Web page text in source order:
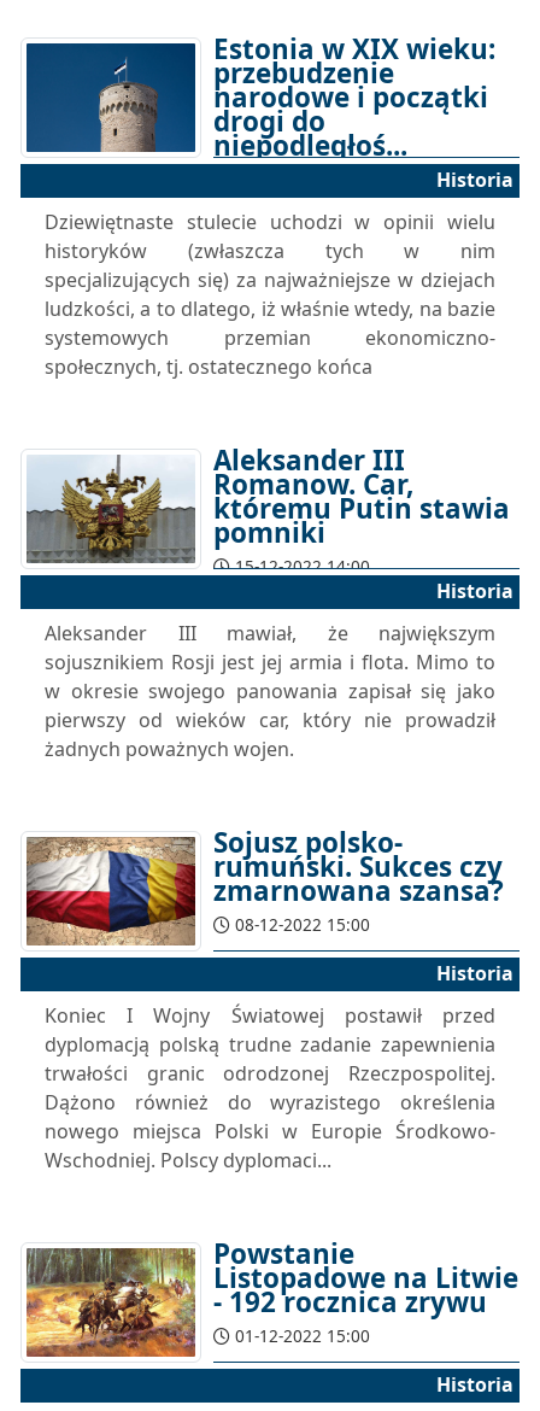
Estonia w XIX wieku:
przebudzenie
narodowe i początki
drogi do
niepodległoś...
Historia
Dziewiętnaste stulecie uchodzi w opinii wielu
historyków (zwłaszcza tych w nim
specjalizujących się) za najważniejsze w dziejach
ludzkości, a to dlatego, iż właśnie wtedy, na bazie
systemowych przemian ekonomiczno-
społecznych, tj. ostatecznego końca
Aleksander III
Romanow. Car,
któremu Putin stawia
pomniki
15-12-2022 14:00
Historia
Aleksander III mawiał, że największym
sojusznikiem Rosji jest jej armia i flota. Mimo to
w okresie swojego panowania zapisał się jako
pierwszy od wieków car, który nie prowadził
żadnych poważnych wojen.
Sojusz polsko-
rumuński. Sukces czy
zmarnowana szansa?
08-12-2022 15:00
Historia
Koniec I Wojny Światowej postawił przed
dyplomacją polską trudne zadanie zapewnienia
trwałości granic odrodzonej Rzeczpospolitej.
Dążono również do wyrazistego określenia
nowego miejsca Polski w Europie Środkowo-
Wschodniej. Polscy dyplomaci...
Powstanie
Listopadowe na Litwie
- 192 rocznica zrywu
01-12-2022 15:00
Historia